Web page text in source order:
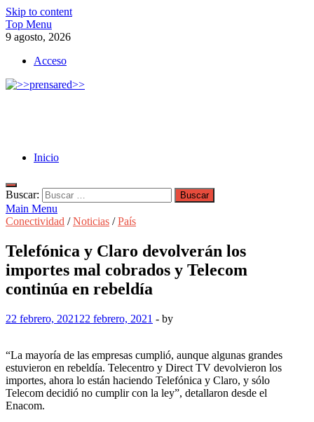
Skip to content
Top Menu
9 agosto, 2026
Acceso
Inicio
Buscar:
Main Menu
Conectividad /Noticias /País
Telefónica y Claro devolverán los
importes mal cobrados y Telecom
continúa en rebeldía
22 febrero, 2021 22 febrero, 2021 - by
“La mayoría de las empresas cumplió, aunque algunas grandes
estuvieron en rebeldía. Telecentro y Direct TV devolvieron los
importes, ahora lo están haciendo Telefónica y Claro, y sólo
Telecom decidió no cumplir con la ley”, detallaron desde el
Enacom.